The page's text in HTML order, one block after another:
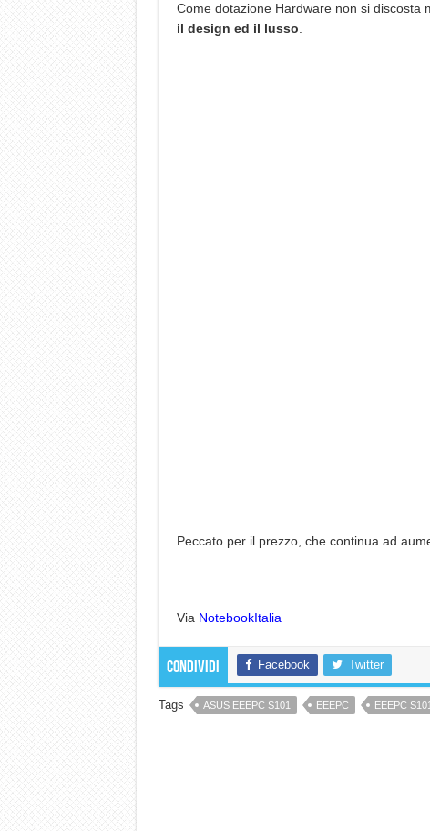
Come dotazione Hardware non si discosta
il design ed il lusso
Peccato per il prezzo, che continua ad
Via NotebookItalia
Condividi Facebook Twitter
Tags ASUS EEEPC S101 EEEPC EEEPC S101